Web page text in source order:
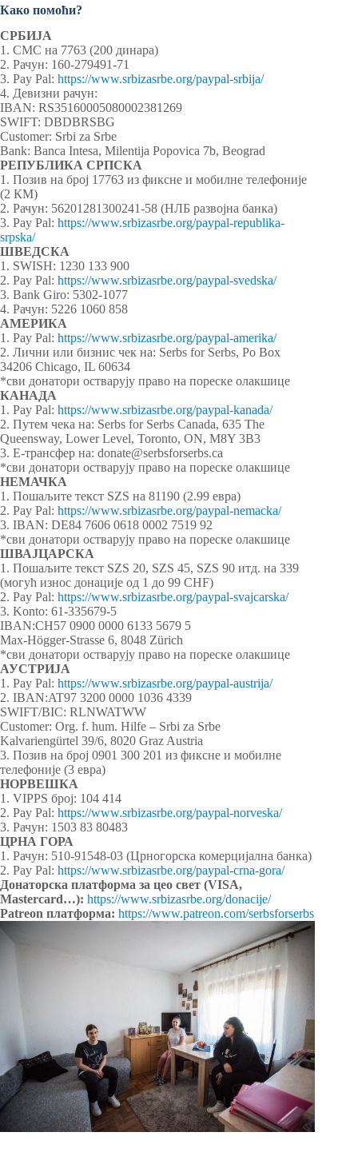
Како помоћи?
СРБИЈА
1. СМС на 7763 (200 динара)
2. Рачун: 160-279491-71
3. Pay Pal: https://www.srbizasrbe.org/paypal-srbija/
4. Девизни рачун:
IBAN: RS35160005080002381269
SWIFT: DBDBRSBG
Customer: Srbi za Srbe
Bank: Banca Intesa, Milentija Popovica 7b, Beograd
РЕПУБЛИКА СРПСКА
1. Позив на број 17763 из фиксне и мобилне телефоније
(2 КМ)
2. Рачун: 56201281300241-58 (НЛБ развојна банка)
3. Pay Pal: https://www.srbizasrbe.org/paypal-republika-
srpska/
ШВЕДСКА
1. SWISH: 1230 133 900
2. Pay Pal: https://www.srbizasrbe.org/paypal-svedska/
3. Bank Giro: 5302-1077
4. Рачун: 5226 1060 858
АМЕРИКА
1. Pay Pal: https://www.srbizasrbe.org/paypal-amerika/
2. Лични или бизнис чек на: Serbs for Serbs, Po Box
34206 Chicago, IL 60634
*сви донатори остварују право на пореске олакшице
КАНАДА
1. Pay Pal: https://www.srbizasrbe.org/paypal-kanada/
2. Путем чека на: Serbs for Serbs Canada, 635 The
Queensway, Lower Level, Toronto, ON, M8Y 3B3
3. Е-трансфер на: donate@serbsforserbs.ca
*сви донатори остварују право на пореске олакшице
НЕМАЧКА
1. Пошаљите текст SZS на 81190 (2.99 евра)
2. Pay Pal: https://www.srbizasrbe.org/paypal-nemacka/
3. IBAN: DE84 7606 0618 0002 7519 92
*сви донатори остварују право на пореске олакшице
ШВАЈЦАРСКА
1. Пошаљите текст SZS 20, SZS 45, SZS 90 итд. на 339
(могућ износ донације од 1 до 99 CHF)
2. Pay Pal: https://www.srbizasrbe.org/paypal-svajcarska/
3. Konto: 61-335679-5
IBAN:CH57 0900 0000 6133 5679 5
Max-Högger-Strasse 6, 8048 Zürich
*сви донатори остварују право на пореске олакшице
АУСТРИЈА
1. Pay Pal: https://www.srbizasrbe.org/paypal-austrija/
2. IBAN:AT97 3200 0000 1036 4339
SWIFT/BIC: RLNWATWW
Customer: Org. f. hum. Hilfe – Srbi za Srbe
Kalvariengürtel 39/6, 8020 Graz Austria
3. Позив на број 0901 300 201 из фиксне и мобилне
телефоније (3 евра)
НОРВЕШКА
1. VIPPS број: 104 414
2. Pay Pal: https://www.srbizasrbe.org/paypal-norveska/
3. Рачун: 1503 83 80483
ЦРНА ГОРА
1. Рачун: 510-91548-03 (Црногорска комерцијална банка)
2. Pay Pal: https://www.srbizasrbe.org/paypal-crna-gora/
Донаторска платформа за цео свет (VISA,
Mastercard…): https://www.srbizasrbe.org/donacije/
Patreon платформа: https://www.patreon.com/serbsforserbs